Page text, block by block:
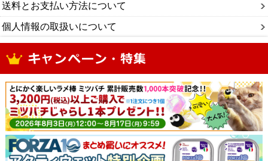
送料とお支払い方法について
個人情報の取扱いについて